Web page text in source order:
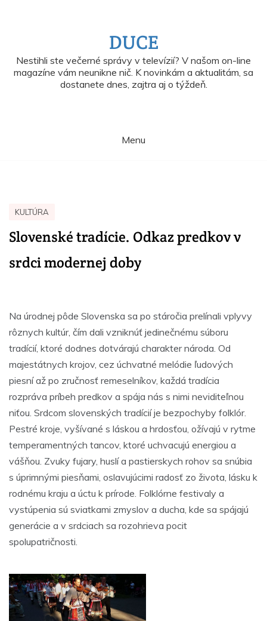
DUCE
Nestihli ste večerné správy v televízií? V našom on-line
magazíne vám neunikne nič. K novinkám a aktualitám, sa
dostanete dnes, zajtra aj o týždeň.
Menu
KULTÚRA
Slovenské tradície. Odkaz predkov v
srdci modernej doby
Na úrodnej pôde Slovenska sa po stáročia prelínali vplyvy
rôznych kultúr, čím dali vzniknúť jedinečnému súboru
tradícií, ktoré dodnes dotvárajú charakter národa. Od
majestátnych krojov, cez úchvatné melódie ľudových
piesní až po zručnosť remeselníkov, každá tradícia
rozpráva príbeh predkov a spája nás s nimi neviditeľnou
niťou. Srdcom slovenských tradícií je bezpochyby folklór.
Pestré kroje, vyšívané s láskou a hrdosťou, ožívajú v rytme
temperamentných tancov, ktoré uchvacujú energiou a
vášňou. Zvuky fujary, huslí a pastierskych rohov sa snúbia
s úprimnými piesňami, oslavujúcimi radosť zo života, lásku k
rodnému kraju a úctu k prírode. Folklórne festivaly a
vystúpenia sú sviatkami zmyslov a ducha, kde sa spájajú
generácie a v srdciach sa rozohrieva pocit
spolupatričnosti.